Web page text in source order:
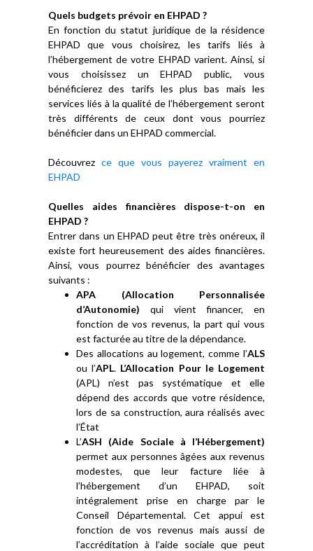
Quels budgets prévoir en EHPAD ?
En fonction du statut juridique de la résidence
EHPAD que vous choisirez, les tarifs liés à
l’hébergement de votre EHPAD varient. Ainsi, si
vous choisissez un EHPAD public, vous
bénéficierez des tarifs les plus bas mais les
services liés à la qualité de l’hébergement seront
très différents de ceux dont vous pourriez
bénéficier dans un EHPAD commercial.
Découvrez ce que vous payerez vraiment en
EHPAD
Quelles aides financières dispose-t-on en
EHPAD ?
Entrer dans un EHPAD peut être très onéreux, il
existe fort heureusement des aides financières.
Ainsi, vous pourrez bénéficier des avantages
suivants :
APA (Allocation Personnalisée
d’Autonomie) qui vient financer, en
fonction de vos revenus, la part qui vous
est facturée au titre de la dépendance.
Des allocations au logement, comme l’ALS
ou l’APL. L’Allocation Pour le Logement
(APL) n’est pas systématique et elle
dépend des accords que votre résidence,
lors de sa construction, aura réalisés avec
l’État
L’ASH (Aide Sociale à l’Hébergement)
permet aux personnes âgées aux revenus
modestes, que leur facture liée à
l’hébergement d’un EHPAD, soit
intégralement prise en charge par le
Conseil Départemental. Cet appui est
fonction de vos revenus mais aussi de
l’accréditation à l’aide sociale que peut